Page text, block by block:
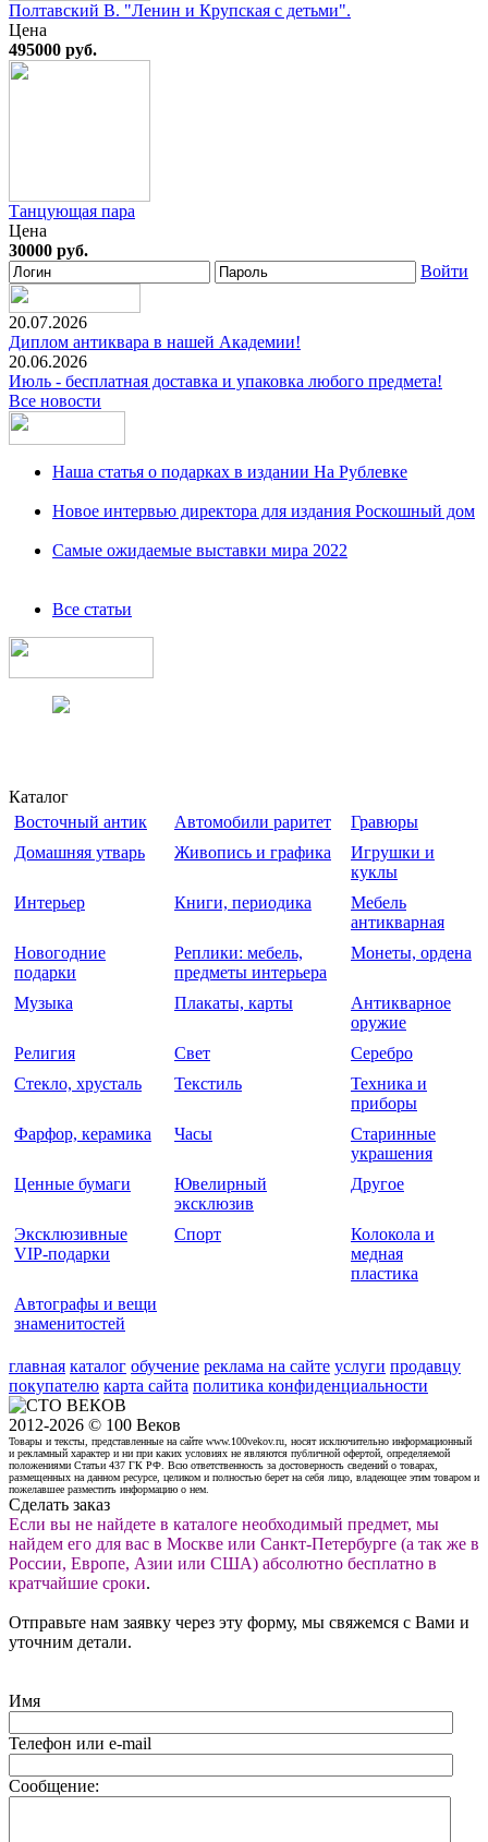
Полтавский В. "Ленин и Крупская с детьми".
Цена
495000 руб.
Танцующая пара
Цена
30000 руб.
Войти
20.07.2026
Диплом антиквара в нашей Академии!
20.06.2026
Июль - бесплатная доставка и упаковка любого предмета!
Все новости
Наша статья о подарках в издании На Рублевке
Новое интервью директора для издания Роскошный дом
Самые ожидаемые выставки мира 2022
Все статьи
Каталог
Восточный антик
Автомобили раритет
Гравюры
Домашняя утварь
Живопись и графика
Игрушки и
куклы
Интерьер
Книги, периодика
Мебель
антикварная
Новогодние
подарки
Реплики: мебель,
предметы интерьера
Монеты, ордена
Музыка Плакаты, карты
Антикварное
оружие
Религия
Свет
Серебро
Стекло, хрусталь
Текстиль
Техника и
приборы
Фарфор, керамика
Часы
Старинные
украшения
Ценные бумаги
Ювелирный
эксклюзив
Другое
Эксклюзивные
VIP-подарки
Спорт
Колокола и
медная
пластика
Автографы и вещи
знаменитостей
главная каталог обучение реклама на сайте услуги продавцу
покупателю карта сайта политика конфиденциальности
2012-2026 © 100 Веков
Товары и тексты, представленные на сайте www.100vekov.ru, носят исключительно информационный
и рекламный характер и ни при каких условиях не являются публичной офертой, определяемой
положениями Статьи 437 ГК РФ. Всю ответственность за достоверность сведений о товарах,
размещенных на данном ресурсе, целиком и полностью берет на себя лицо, владеющее этим товаром и
пожелавшее разместить информацию о нем.
Сделать заказ
Если вы не найдете в каталоге необходимый предмет, мы
найдем его для вас в Москве или Санкт-Петербурге (а так же в
России, Европе, Азии или США) абсолютно бесплатно в
кратчайшие сроки.
Отправьте нам заявку через эту форму, мы свяжемся с Вами и
уточним детали.
Имя
Телефон или e-mail
Сообщение: